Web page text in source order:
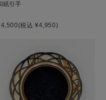
紙引手
(税込 ¥4,950)